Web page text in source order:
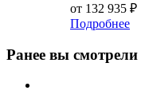
от 132 935 ₽
Подробнее
Ранее вы смотрели